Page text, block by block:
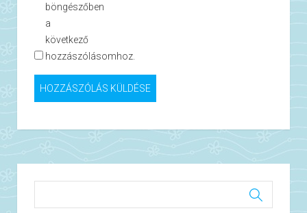
böngészőben
a
következő
hozzászólásomhoz.